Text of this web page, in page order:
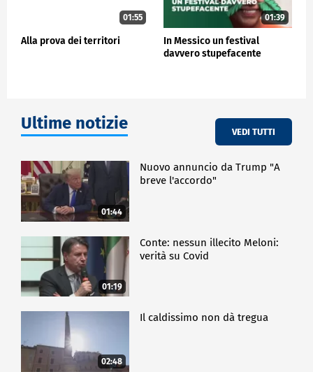
01:55
Alla prova dei territori
01:39
In Messico un festival
davvero stupefacente
Ultime notizie VEDI TUTTI
01:44
Nuovo annuncio da Trump "A
breve l'accordo"
01:19
Conte: nessun illecito Meloni:
verità su Covid
02:48
Il caldissimo non dà tregua